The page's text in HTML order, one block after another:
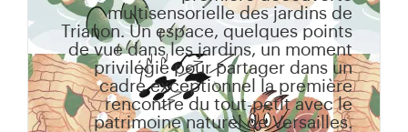
multisensorielle des jardins de
Trianon. Un espace, quelques points
de vue dans les jardins, un moment
privilégié pour partager dans un
cadre exceptionnel la première
rencontre du tout-petit avec le
patrimoine naturel de Versailles.